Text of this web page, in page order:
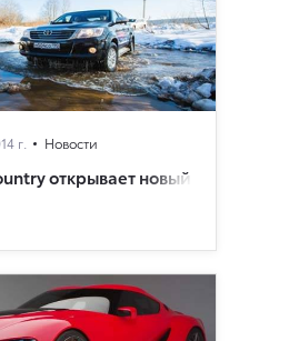
г. Новости
открывает новый